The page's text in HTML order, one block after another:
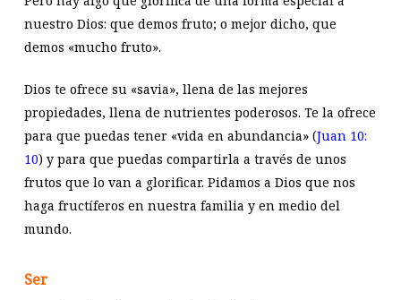
nuestro Dios: que demos fruto; o mejor dicho, que
demos «mucho fruto».
Dios te ofrece su «savia», llena de las mejores
propiedades, llena de nutrientes poderosos. Te la ofrece
para que puedas tener «vida en abundancia» (Juan 10:
10) y para que puedas compartirla a través de unos
frutos que lo van a glorificar. Pidamos a Dios que nos
haga fructíferos en nuestra familia y en medio del
mundo.
Ser